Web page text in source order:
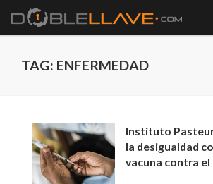
TAG: ENFERMEDAD
Instituto
la desigualdad
vacuna contra el